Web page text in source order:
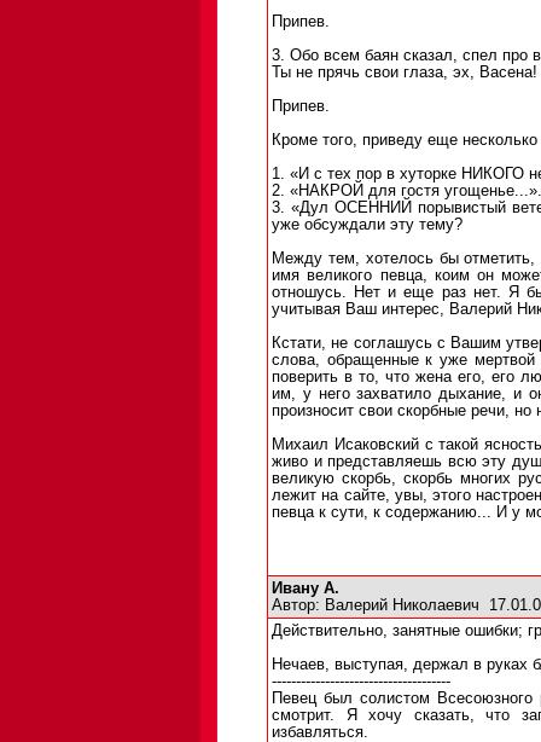
Припев.
3. Обо всем баян сказал, спел про
Ты не прячь свои глаза, эх, Васена!
Припев.
Кроме того, приведу еще
1. «И с тех пор в хуторке НИКОГО
2. «НАКРОЙ для гостя
3. «Дул ОСЕННИЙ порывистый
уже обсуждали эту тему?
Между тем, хотелось бы отметить,
имя великого певца, коим он
отношусь. Нет и еще раз нет. Я
учитывая Ваш интерес, Валерий
Кстати, не соглашусь с Вашим
слова, обращенные к уже
поверить в то, что жена его, его
им, у него захватило дыхание, и
произносит свои скорбные речи, но
Михаил Исаковский с такой
живо и представляешь всю эту
великую скорбь, скорбь многих
лежит на сайте, увы, этого
певца к сути, к содержанию... И у
Ивану А.
Автор: Валерий Николаевич
Действительно, занятные ошибки;
Нечаев, выступая, держал в руках
-------------------------------------
Певец был солистом
смотрит. Я хочу сказать, что
избавляться.